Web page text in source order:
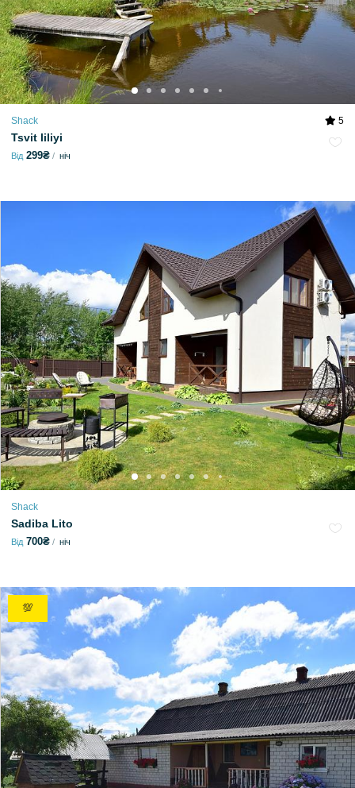
Shack 5
Tsvit liliyi
Від 299₴ ніч
Shack
Sadiba Lito
Від 700₴ ніч
💯